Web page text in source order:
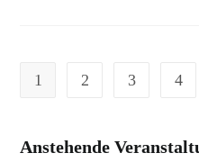
1 2 3 4
Anstehende